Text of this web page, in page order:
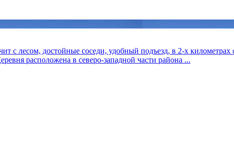
с лесом, достойные соседи, удобный подъезд, в 2-х
расположена в северо-западной части района ...